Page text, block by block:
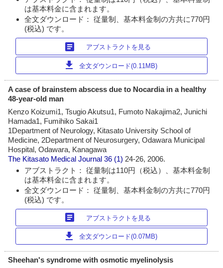
は基本料金に含まれます。
全文ダウンロード： 従量制、基本料金制の方共に770円
(税込) です。
article アブストラクトを見る
download 全文ダウンロード(0.11MB)
A case of brainstem abscess due to Nocardia in a healthy
48-year-old man
Kenzo Koizumi1, Tsugio Akutsu1, Fumoto Nakajima2, Junichi
Hamada1, Fumihiko Sakai1
1Department of Neurology, Kitasato University School of
Medicine, 2Department of Neurosurgery, Odawara Municipal
Hospital, Odawara, Kanagawa
The Kitasato Medical Journal 36 (1) 24-26, 2006.
アブストラクト： 従量制は110円（税込）、基本料金制
は基本料金に含まれます。
全文ダウンロード： 従量制、基本料金制の方共に770円
(税込) です。
article アブストラクトを見る
download 全文ダウンロード(0.07MB)
Sheehan's syndrome with osmotic myelinolysis